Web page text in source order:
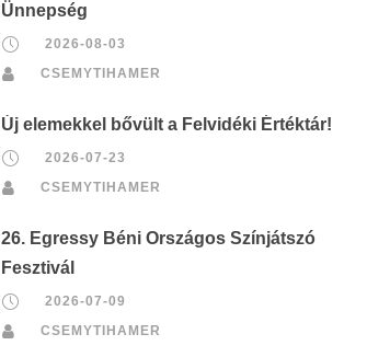
Ünnepség
2026-08-03
CSEMYTIHAMER
Új elemekkel bővült a Felvidéki Értéktár!
2026-07-23
CSEMYTIHAMER
26. Egressy Béni Országos Színjátszó
Fesztivál
2026-07-09
CSEMYTIHAMER